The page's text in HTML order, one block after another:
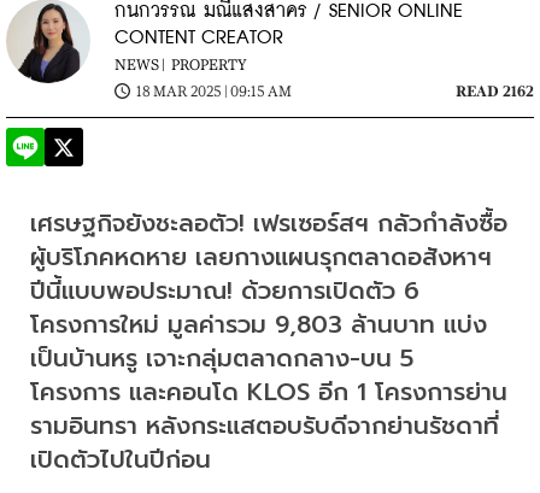
กนกวรรณ มณีแสงสาคร / SENIOR ONLINE
CONTENT CREATOR
NEWS | PROPERTY
18 MAR 2025 | 09:15 AM
READ 2162
เศรษฐกิจยังชะลอตัว! เฟรเซอร์สฯ กลัวกำลังซื้อ
ผู้บริโภคหดหาย เลยกางแผนรุกตลาดอสังหาฯ
ปีนี้แบบพอประมาณ! ด้วยการเปิดตัว 6
โครงการใหม่ มูลค่ารวม 9,803 ล้านบาท แบ่ง
เป็นบ้านหรู เจาะกลุ่มตลาดกลาง-บน 5
โครงการ และคอนโด KLOS อีก 1 โครงการย่าน
รามอินทรา หลังกระแสตอบรับดีจากย่านรัชดาที่
เปิดตัวไปในปีก่อน